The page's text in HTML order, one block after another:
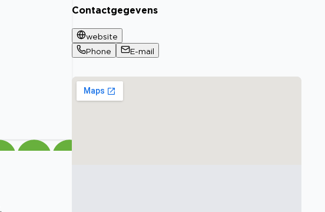
Contactgegevens
website
Phone
E-mail